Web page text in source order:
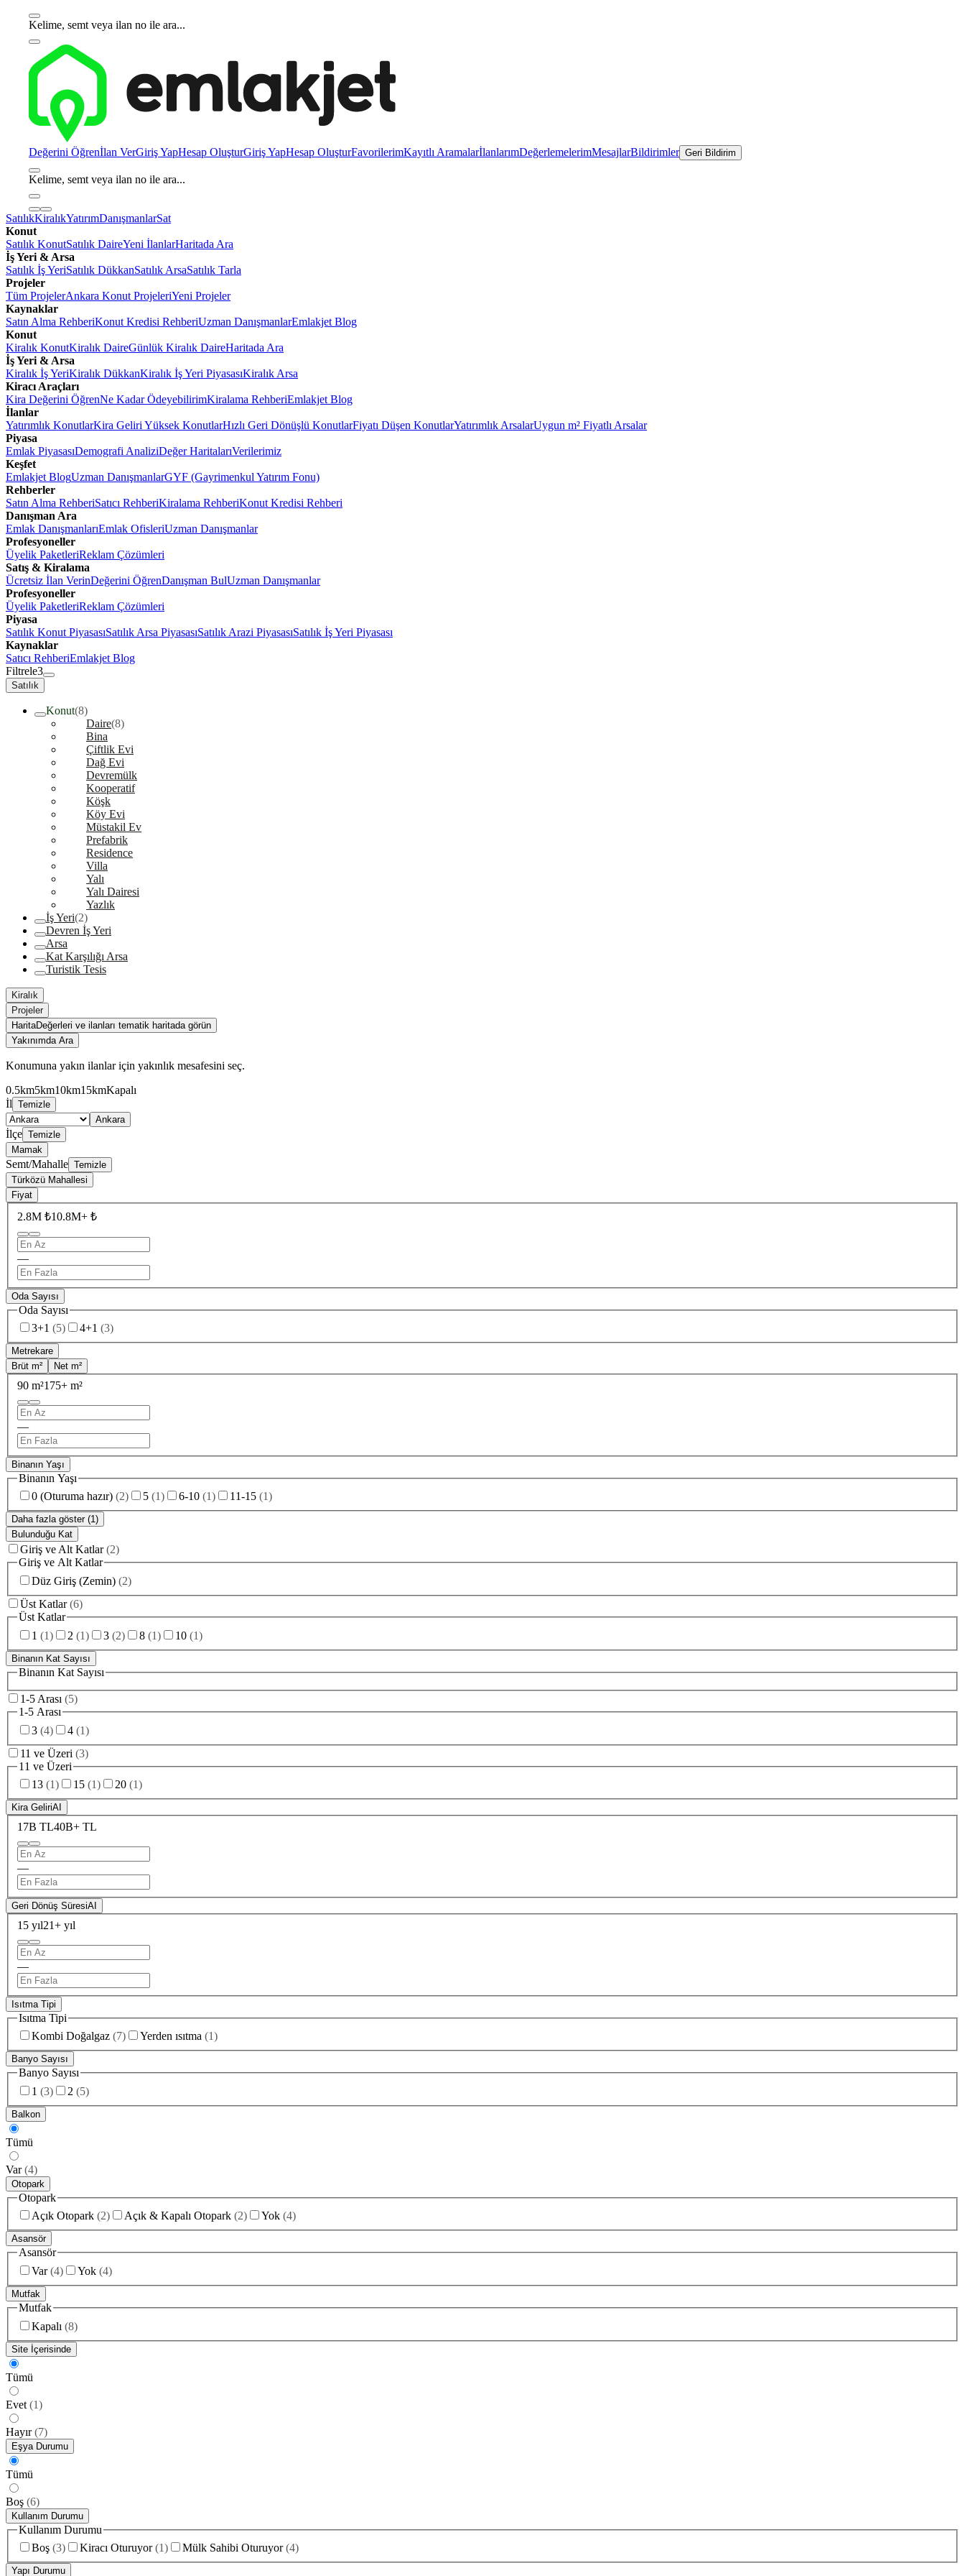
Kelime, semt veya ilan no ile ara...
Değerini Öğrenİlan VerGiriş YapHesap OluşturGiriş YapHesap OluşturFavorilerimKayıtlı AramalarİlanlarımDeğerlemelerimMesajlarBildirimler Geri Bildirim
Kelime, semt veya ilan no ile ara...
SatılıkKiralıkYatırımDanışmanlarSat
Konut
Satılık KonutSatılık DaireYeni İlanlarHaritada Ara
İş Yeri & Arsa
Satılık İş YeriSatılık DükkanSatılık ArsaSatılık Tarla
Projeler
Tüm ProjelerAnkara Konut ProjeleriYeni Projeler
Kaynaklar
Satın Alma RehberiKonut Kredisi RehberiUzman DanışmanlarEmlakjet Blog
Konut
Kiralık KonutKiralık DaireGünlük Kiralık DaireHaritada Ara
İş Yeri & Arsa
Kiralık İş YeriKiralık DükkanKiralık İş Yeri PiyasasıKiralık Arsa
Kiracı Araçları
Kira Değerini ÖğrenNe Kadar ÖdeyebilirimKiralama RehberiEmlakjet Blog
İlanlar
Yatırımlık KonutlarKira Geliri Yüksek KonutlarHızlı Geri Dönüşlü KonutlarFiyatı Düşen KonutlarYatırımlık ArsalarUygun m² Fiyatlı Arsalar
Piyasa
Emlak PiyasasıDemografi AnaliziDeğer HaritalarıVerilerimiz
Keşfet
Emlakjet BlogUzman DanışmanlarGYF (Gayrimenkul Yatırım Fonu)
Rehberler
Satın Alma RehberiSatıcı RehberiKiralama RehberiKonut Kredisi Rehberi
Danışman Ara
Emlak DanışmanlarıEmlak OfisleriUzman Danışmanlar
Profesyoneller
Üyelik PaketleriReklam Çözümleri
Satış & Kiralama
Ücretsiz İlan VerinDeğerini ÖğrenDanışman BulUzman Danışmanlar
Profesyoneller
Üyelik PaketleriReklam Çözümleri
Piyasa
Satılık Konut PiyasasıSatılık Arsa PiyasasıSatılık Arazi PiyasasıSatılık İş Yeri Piyasası
Kaynaklar
Satıcı RehberiEmlakjet Blog
Filtrele3
Satılık
Konut(8)
Daire(8)
Bina
Çiftlik Evi
Dağ Evi
Devremülk
Kooperatif
Köşk
Köy Evi
Müstakil Ev
Prefabrik
Residence
Villa
Yalı
Yalı Dairesi
Yazlık
İş Yeri(2)
Devren İş Yeri
Arsa
Kat Karşılığı Arsa
Turistik Tesis
Kiralık
Projeler
HaritaDeğerleri ve ilanları tematik haritada görün
Yakınımda Ara
Konumuna yakın ilanlar için yakınlık mesafesini seç.
0.5km5km10km15kmKapalı
İl Temizle
Ankara
İlçe Temizle
Mamak
Semt/Mahalle Temizle
Türközü Mahallesi
Fiyat
2.8M ₺10.8M+ ₺
—
Oda Sayısı
Oda Sayısı
3+1 (5) 4+1 (3)
Metrekare
Brüt m²
Net m²
90 m²175+ m²
—
Binanın Yaşı
Binanın Yaşı
0 (Oturuma hazır) (2) 5 (1) 6-10 (1) 11-15 (1)
Daha fazla göster (1)
Bulunduğu Kat
Giriş ve Alt Katlar (2)
Giriş ve Alt Katlar
Düz Giriş (Zemin) (2)
Üst Katlar (6)
Üst Katlar
1 (1) 2 (1) 3 (2) 8 (1) 10 (1)
Binanın Kat Sayısı
Binanın Kat Sayısı
1-5 Arası (5)
1-5 Arası
3 (4) 4 (1)
11 ve Üzeri (3)
11 ve Üzeri
13 (1) 15 (1) 20 (1)
Kira GeliriAI
17B TL40B+ TL
—
Geri Dönüş SüresiAI
15 yıl21+ yıl
—
Isıtma Tipi
Isıtma Tipi
Kombi Doğalgaz (7) Yerden ısıtma (1)
Banyo Sayısı
Banyo Sayısı
1 (3) 2 (5)
Balkon
Tümü
Var (4)
Otopark
Otopark
Açık Otopark (2) Açık & Kapalı Otopark (2) Yok (4)
Asansör
Asansör
Var (4) Yok (4)
Mutfak
Mutfak
Kapalı (8)
Site İçerisinde
Tümü
Evet (1)
Hayır (7)
Eşya Durumu
Tümü
Boş (6)
Kullanım Durumu
Kullanım Durumu
Boş (3) Kiracı Oturuyor (1) Mülk Sahibi Oturuyor (4)
Yapı Durumu